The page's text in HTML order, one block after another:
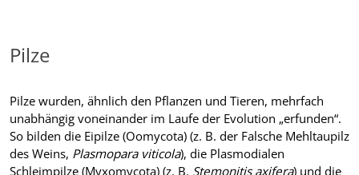
Pilze
Pilze wurden, ähnlich den Pflanzen und Tieren, mehrfach
unabhängig voneinander im Laufe der Evolution „erfunden“.
So bilden die Eipilze (Oomycota) (z. B. der Falsche Mehltaupilz
des Weins, Plasmopara viticola), die Plasmodialen
Schleimpilze (Myxomycota) (z. B. Stemonitis axifera) und die